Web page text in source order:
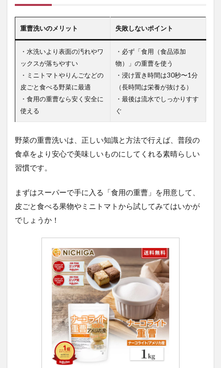
重曹洗いのメリット 失敗しないポイント
・水洗いより表面の汚れやワ
ックスが落ちやすい
・ミニトマトやりんごなどの
皮ごと食べる野菜に最適
・食用の重曹なら安く安全に
使える
・必ず「食用（食品添加
物）」の重曹を使う
・浸け置き時間は30秒〜1分
（長時間は栄養が抜ける）
・最後は流水でしっかりすす
ぐ
野菜の重曹洗いは、正しい知識と方法で行えば、普段の
食卓をより安心で美味しいものにしてくれる素晴らしい
習慣です。
まずはスーパーで手に入る「食用の重曹」を用意して、
皮ごと食べる果物やミニトマトから試してみてはいかが
でしょうか！